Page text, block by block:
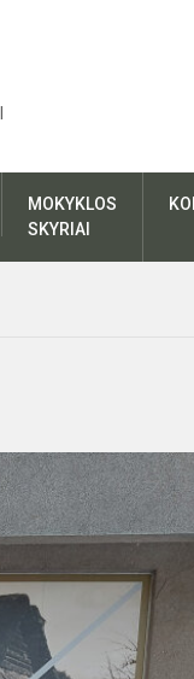
MOKYKLOS
SKYRIAI